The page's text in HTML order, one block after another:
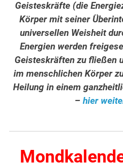
Geisteskräfte (die
Körper mit seiner
universellen Weisheit
Energien werden
Geisteskräften zu fließen
im menschlichen Körper
Heilung in einem
– hier